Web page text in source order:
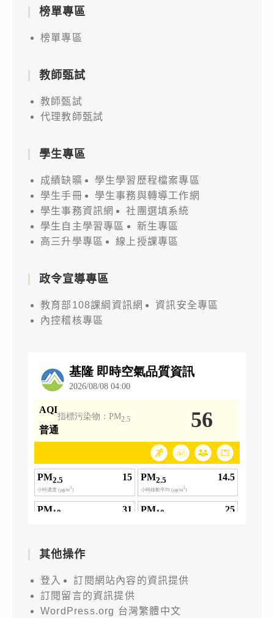
榜單專區
榜單專區
教師甄試
教師甄試
代理教師甄試
學生專區
成績缺曠
學生學習歷程檔案專區
學生手冊
學生事務與轉導工作網
學生事務資訊網
社團選填系統
學生自主學習專區
新生專區
高三升學專區
線上授課專區
政令宣導專區
教育部108課綱資訊網
資訊安全專區
內控稽核專區
其他操作
登入
訂閱網站內容的資訊提供
訂閱留言的資訊提供
WordPress.org 台灣繁體中文